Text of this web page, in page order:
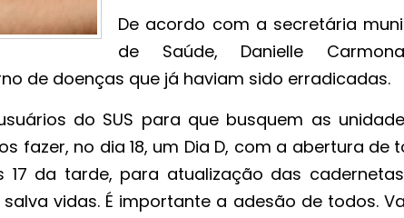
De acordo com a secretária
de Saúde, Danielle
de doenças que já haviam sido erradicadas.
do SUS para que busquem as
fazer, no dia 18, um Dia D, com a abertura de
da tarde, para atualização das
vidas. É importante a adesão de todos.